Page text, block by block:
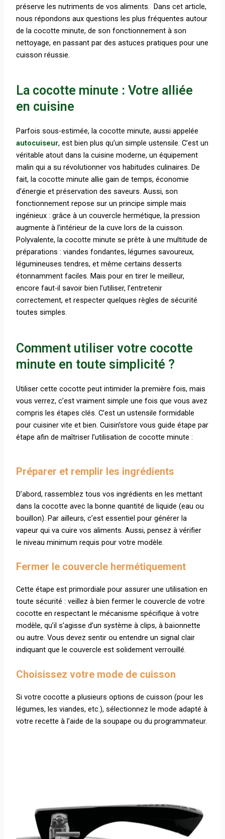
préserve les nutriments de vos aliments. Dans cet article,
nous répondons aux questions les plus fréquentes autour
de la cocotte minute, de son fonctionnement à son
nettoyage, en passant par des astuces pratiques pour une
cuisson réussie.
La cocotte minute : Votre alliée
en cuisine
Parfois sous-estimée, la cocotte minute, aussi appelée
autocuiseur, est bien plus qu’un simple ustensile. C’est un
véritable atout dans la cuisine moderne, un équipement
malin qui a su révolutionner vos habitudes culinaires. De
fait, la cocotte minute allie gain de temps, économie
d’énergie et préservation des saveurs. Aussi, son
fonctionnement repose sur un principe simple mais
ingénieux : grâce à un couvercle hermétique, la pression
augmente à l’intérieur de la cuve lors de la cuisson.
Polyvalente, la cocotte minute se prête à une multitude de
préparations : viandes fondantes, légumes savoureux,
légumineuses tendres, et même certains desserts
étonnamment faciles. Mais pour en tirer le meilleur,
encore faut-il savoir bien l’utiliser, l’entretenir
correctement, et respecter quelques règles de sécurité
toutes simples.
Comment utiliser votre cocotte
minute en toute simplicité ?
Utiliser cette cocotte peut intimider la première fois, mais
vous verrez, c’est vraiment simple une fois que vous avez
compris les étapes clés. C’est un ustensile formidable
pour cuisiner vite et bien. Cuisin’store vous guide étape par
étape afin de maîtriser l’utilisation de cocotte minute :
Préparer et remplir les ingrédients
D’abord, rassemblez tous vos ingrédients en les mettant
dans la cocotte avec la bonne quantité de liquide (eau ou
bouillon). Par ailleurs, c’est essentiel pour générer la
vapeur qui va cuire vos aliments. Aussi, pensez à vérifier
le niveau minimum requis pour votre modèle.
Fermer le couvercle hermétiquement
Cette étape est primordiale pour assurer une utilisation en
toute sécurité : veillez à bien fermer le couvercle de votre
cocotte en respectant le mécanisme spécifique à votre
modèle, qu’il s’agisse d’un système à clips, à baïonnette
ou autre. Vous devez sentir ou entendre un signal clair
indiquant que le couvercle est solidement verrouillé.
Choisissez votre mode de cuisson
Si votre cocotte a plusieurs options de cuisson (pour les
légumes, les viandes, etc.), sélectionnez le mode adapté à
votre recette à l’aide de la soupape ou du programmateur.